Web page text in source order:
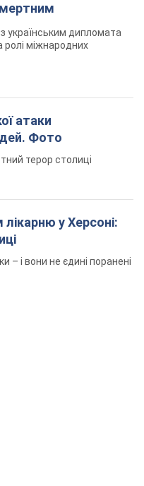
українським дипломата
ролі міжнародних
атаки
Фото
терор столиці
у Херсоні:
і вони не єдині поранені